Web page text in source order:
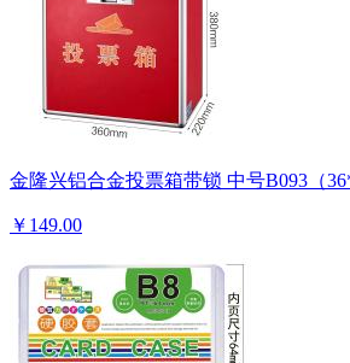
金隆兴铝合金投票箱带锁 中号B093（
￥149.00